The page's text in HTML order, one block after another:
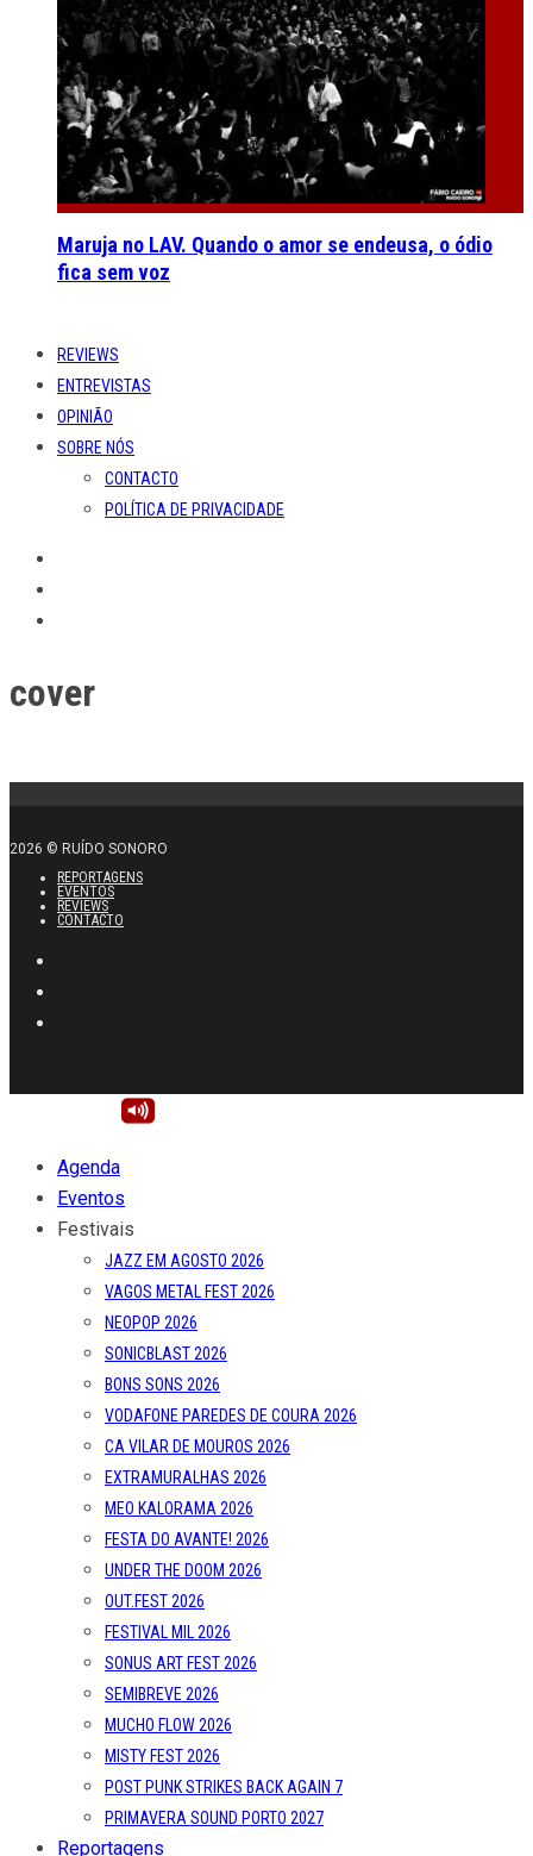
Maruja no LAV. Quando o amor se endeusa, o ódio
fica sem voz
REVIEWS
ENTREVISTAS
OPINIÃO
SOBRE NÓS
CONTACTO
POLÍTICA DE PRIVACIDADE
cover
2026 © RUÍDO SONORO
REPORTAGENS
EVENTOS
REVIEWS
CONTACTO
Agenda
Eventos
Festivais
JAZZ EM AGOSTO 2026
VAGOS METAL FEST 2026
NEOPOP 2026
SONICBLAST 2026
BONS SONS 2026
VODAFONE PAREDES DE COURA 2026
CA VILAR DE MOUROS 2026
EXTRAMURALHAS 2026
MEO KALORAMA 2026
FESTA DO AVANTE! 2026
UNDER THE DOOM 2026
OUT.FEST 2026
FESTIVAL MIL 2026
SONUS ART FEST 2026
SEMIBREVE 2026
MUCHO FLOW 2026
MISTY FEST 2026
POST PUNK STRIKES BACK AGAIN 7
PRIMAVERA SOUND PORTO 2027
Reportagens